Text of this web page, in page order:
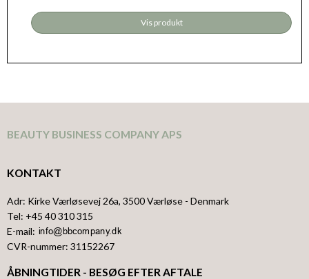
Vis produkt
BEAUTY BUSINESS COMPANY APS
KONTAKT
Adr: Kirke Værløsevej 26a, 3500Værløse - Denmark
Tel: +45 40 310 315
E-mail:
CVR-nummer: 31152267
ÅBNINGTIDER - BESØG EFTER AFTALE